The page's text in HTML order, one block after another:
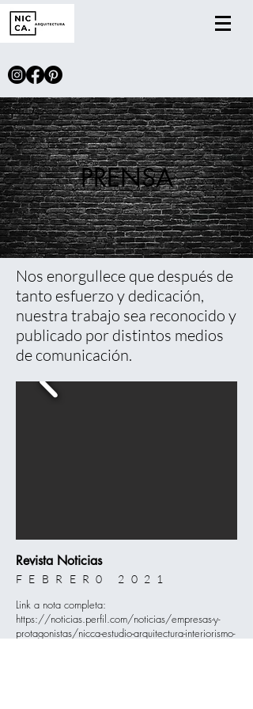
PRENSA
Nos enorgullece que después de
tanto esfuerzo y dedicación,
nuestra trabajo sea reconocido y
publicado por distintos medios
de comunicación.
Revista Noticias
FEBRER0 2021
Link a nota completa:
https://noticias.perfil.com/noticias/empresas-y-
protagonistas/nicca-estudio-arquitectura-interiorismo-